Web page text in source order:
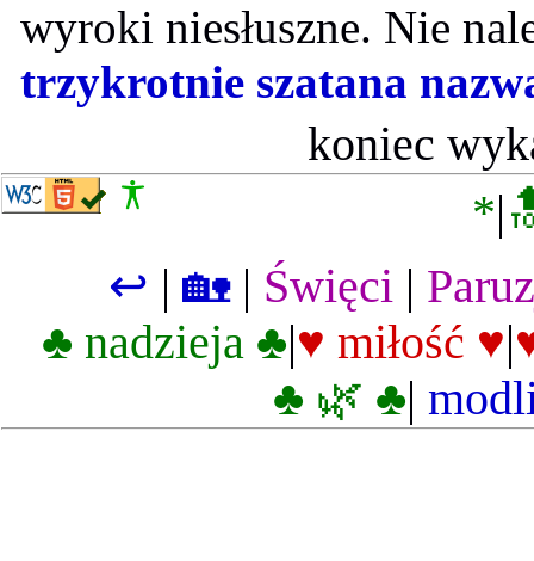
wyroki niesłuszne. Nie
trzykrotnie szatana
koniec
*|
↩ | 🏡 | Święci |
♣ nadzieja ♣|♥ miłość ♥|
♣ 🌿 ♣|